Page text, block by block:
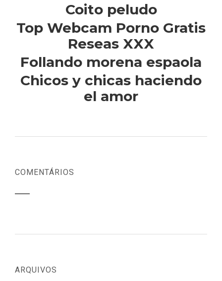
Coito peludo
Top Webcam Porno Gratis
Reseas XXX
Follando morena espaola
Chicos y chicas haciendo
el amor
COMENTÁRIOS
ARQUIVOS